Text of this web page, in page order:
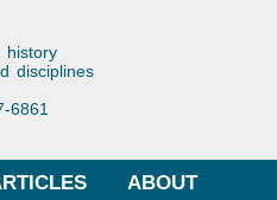
Historiae
history
disciplines
6861
ABOUT